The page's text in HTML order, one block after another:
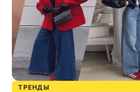
ТРЕНДЫ